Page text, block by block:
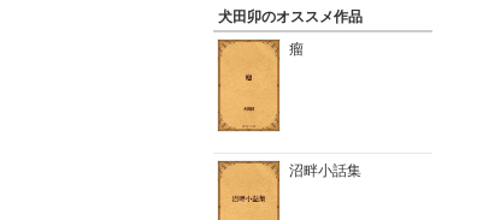
犬田卯のオススメ作品
瘤
沼畔小話集